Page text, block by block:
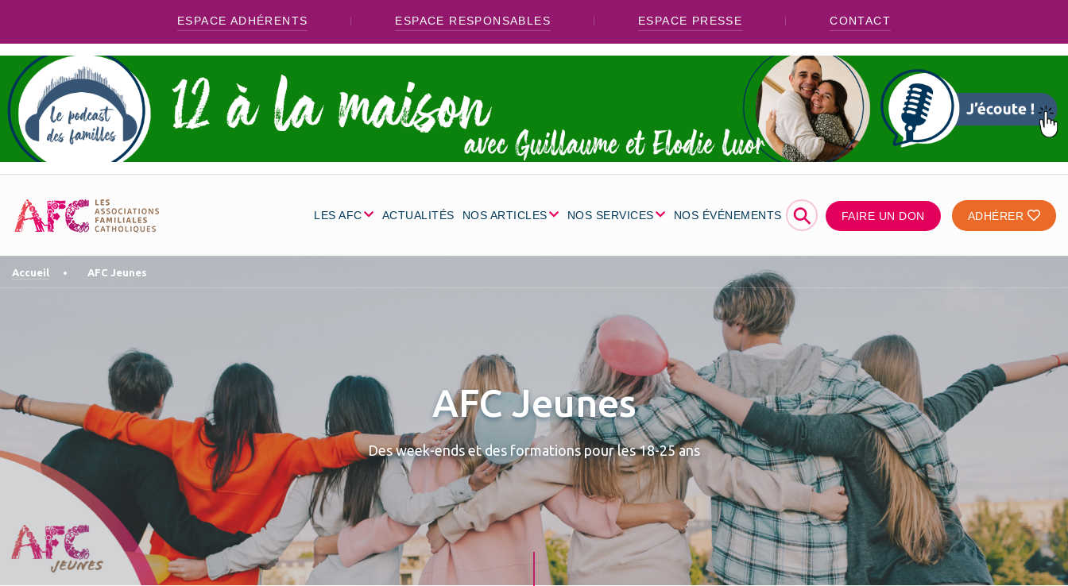
ESPACE ADHÉRENTS ESPACE RESPONSABLES ESPACE PRESSE CONTACT
LES AFC ACTUALITÉS NOS ARTICLES NOS SERVICES NOS ÉVÉNEMENTS ⚲ FAIRE UN DON ADHÉRER
Accueil AFC Jeunes
AFC Jeunes
Des week-ends et des formations pour les 18-25 ans